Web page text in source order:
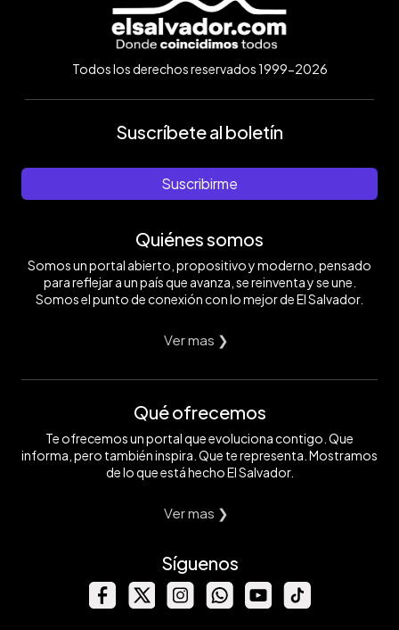
Todos los derechos reservados 1999-2026
Suscríbete al boletín
Suscribirme
Quiénes somos
Somos un portal abierto, propositivo y moderno, pensado
para reflejar a un país que avanza, se reinventa y se une.
Somos el punto de conexión con lo mejor de El Salvador.
Ver mas ❯
Qué ofrecemos
Te ofrecemos un portal que evoluciona contigo. Que
informa, pero también inspira. Que te representa. Mostramos
de lo que está hecho El Salvador.
Ver mas ❯
Síguenos